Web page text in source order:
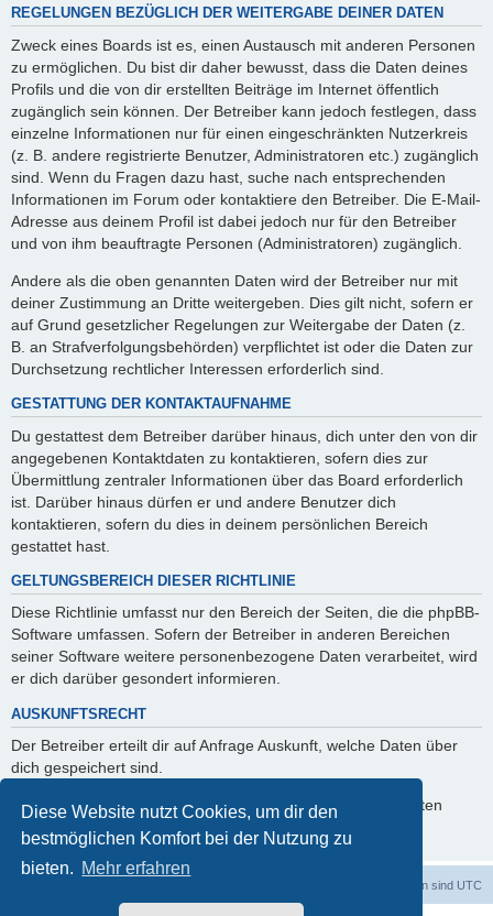
Diese Website nutzt Cookies, um dir den
bestmöglichen Komfort bei der Nutzung zu
bieten. Mehr erfahren
REGELUNGEN BEZÜGLICH DER WEITERGABE DEINER DATEN
Zweck eines Boards ist es, einen Austausch mit anderen Personen
zu ermöglichen. Du bist dir daher bewusst, dass die Daten deines
Profils und die von dir erstellten Beiträge im Internet öffentlich
zugänglich sein können. Der Betreiber kann jedoch festlegen, dass
einzelne Informationen nur für einen eingeschränkten Nutzerkreis
(z. B. andere registrierte Benutzer, Administratoren etc.) zugänglich
sind. Wenn du Fragen dazu hast, suche nach entsprechenden
Informationen im Forum oder kontaktiere den Betreiber. Die E-Mail-
Adresse aus deinem Profil ist dabei jedoch nur für den Betreiber
und von ihm beauftragte Personen (Administratoren) zugänglich.
Andere als die oben genannten Daten wird der Betreiber nur mit
deiner Zustimmung an Dritte weitergeben. Dies gilt nicht, sofern er
auf Grund gesetzlicher Regelungen zur Weitergabe der Daten (z.
B. an Strafverfolgungsbehörden) verpflichtet ist oder die Daten zur
Durchsetzung rechtlicher Interessen erforderlich sind.
GESTATTUNG DER KONTAKTAUFNAHME
Du gestattest dem Betreiber darüber hinaus, dich unter den von dir
angegebenen Kontaktdaten zu kontaktieren, sofern dies zur
Übermittlung zentraler Informationen über das Board erforderlich
ist. Darüber hinaus dürfen er und andere Benutzer dich
kontaktieren, sofern du dies in deinem persönlichen Bereich
gestattet hast.
GELTUNGSBEREICH DIESER RICHTLINIE
Diese Richtlinie umfasst nur den Bereich der Seiten, die die phpBB-
Software umfassen. Sofern der Betreiber in anderen Bereichen
seiner Software weitere personenbezogene Daten verarbeitet, wird
er dich darüber gesondert informieren.
AUSKUNFTSRECHT
Der Betreiber erteilt dir auf Anfrage Auskunft, welche Daten über
dich gespeichert sind.
Du kannst jederzeit die Löschung bzw. Sperrung deiner Daten
verlangen. Kontaktiere hierzu bitte den Betreiber.
Alle Zeiten sind UTC